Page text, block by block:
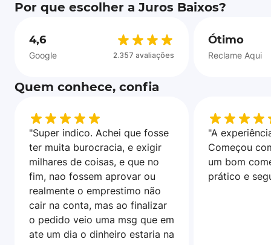
Por que escolher a Juros Baixos?
4,6
Google 2.357 avaliações
Ótimo
Reclame Aqui
Quem conhece, confia
"Super indico. Achei que fosse
ter muita burocracia, e exigir
milhares de coisas, e que no
fim, nao fossem aprovar ou
realmente o emprestimo não
cair na conta, mas ao finalizar
o pedido veio uma msg que em
ate um dia o dinheiro estaria na
"A
Começou
um bom
prático e